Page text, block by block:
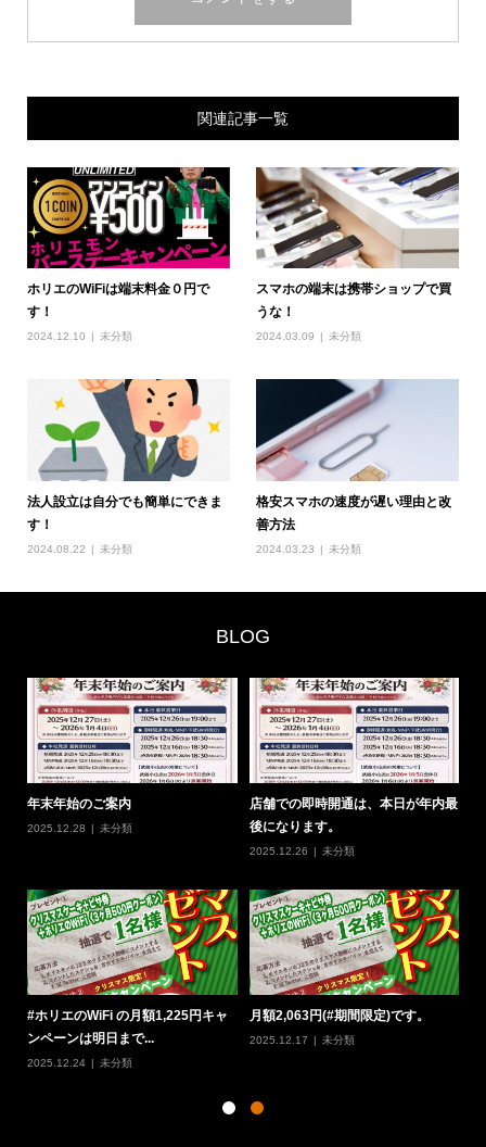
関連記事一覧
ホリエのWiFiは端末料金０円で
す！
2024.12.10 未分類
スマホの端末は携帯ショップで買
うな！
2024.03.09 未分類
法人設立は自分でも簡単にできま
す！
2024.08.22 未分類
格安スマホの速度が遅い理由と改
善方法
2024.03.23 未分類
BLOG
年末年始のご案内
2025.12.28 未分類
店舗での即時開通は、本日が年内最
後になります。
2025.12.26 未分類
#ホリエのWiFi の月額1,225円キャ
ンペーンは明日まで...
2025.12.24 未分類
月額2,063円(#期間限定)です。
2025.12.17 未分類